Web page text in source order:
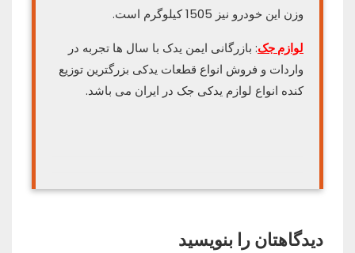
وزن این خودرو نیز 1505 کیلوگرم است.
لوازم جک: بازرگانی ایمن یدک با سال ها تجربه در
واردات و فروش انواع قطعات یدکی بزرگترین توزیع
کنده انواع لوازم یدکی جک در ایران می باشد.
دیدگاهتان را بنویسید